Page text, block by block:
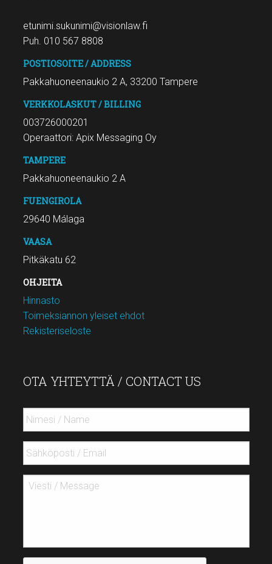
etunimi.sukunimi@visionlaw.fi
Puh. 010 567 8808
POSTIOSOITE / ADDRESS
Pakkahuoneenaukio 2 A, 33200 Tampere
VERKKOLASKUT / BILLING
003726000201
Operaattori: Apix Messaging Oy
TAMPERE
Pakkahuoneenaukio 2 A
FUENGIROLA
29640 Málaga
VAASA
Pitkäkatu 62
OHJEITA
Hinnasto
Toimeksiannon yleiset ehdot
Rekisteriseloste
OTA YHTEYTTÄ / CONTACT US